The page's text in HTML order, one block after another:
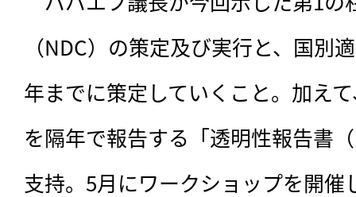
（NDC）の策定及び実行と、国別
年までに策定していくこと。加え
を隔年で報告する「透明性報告書
支持。5月にワークショップを開催